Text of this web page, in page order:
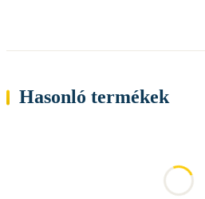
Hasonló termékek